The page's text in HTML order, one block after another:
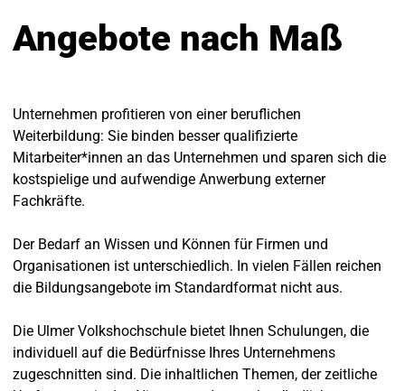
Angebote nach Maß
Unternehmen profitieren von einer beruflichen
Weiterbildung: Sie binden besser qualifizierte
Mitarbeiter*innen an das Unternehmen und sparen sich die
kostspielige und aufwendige Anwerbung externer
Fachkräfte.
Der Bedarf an Wissen und Können für Firmen und
Organisationen ist unterschiedlich. In vielen Fällen reichen
die Bildungsangebote im Standardformat nicht aus.
Die Ulmer Volkshochschule bietet Ihnen Schulungen, die
individuell auf die Bedürfnisse Ihres Unternehmens
zugeschnitten sind. Die inhaltlichen Themen, der zeitliche